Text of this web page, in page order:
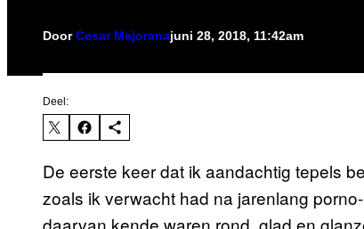
DoorCesar Majoranajuni 28, 2018, 11:42am
Deel:
De eerste keer dat ik aandachtig tepels
zoals ik verwacht had na jarenlang